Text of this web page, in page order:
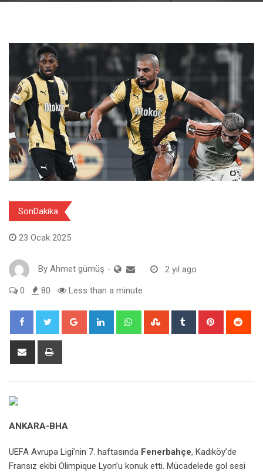
SonDakika
23 Ocak 2025
By Ahmet gümüş - 2 yıl ago
0 80 Less than a minute
Google+ LinkedIn WhatsappStumbleUpon
Tumblr Pinterest
Share
ANKARA-BHA
UEFA Avrupa Ligi’nin 7. haftasında Fenerbahçe, Kadıköy’de
Fransız ekibi Olimpique Lyon’u konuk etti. Mücadelede gol sesi